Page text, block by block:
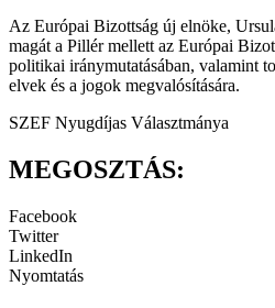
Az Európai Bizottság új elnöke,
magát a Pillér mellett az Európai
politikai iránymutatásában, valamint
elvek és a jogok megvalósítására.
SZEF Nyugdíjas Választmánya
MEGOSZTÁS:
Facebook
Twitter
LinkedIn
Nyomtatás